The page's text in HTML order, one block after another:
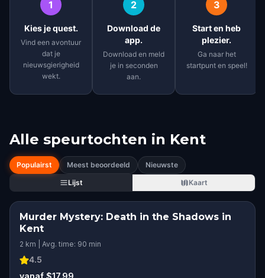
1
Kies je quest.
Vind een avontuur
dat je
nieuwsgierigheid
wekt.
2
Download de
app.
Download en meld
je in seconden
aan.
3
Start en heb
plezier.
Ga naar het
startpunt en speel!
Alle speurtochten in Kent
Populairst Meest beoordeeld
Nieuwste
Lijst
Kaart
Murder Mystery: Death in the Shadows in
Kent
2 km | Avg. time: 90 min
4.5
vanaf $17.99